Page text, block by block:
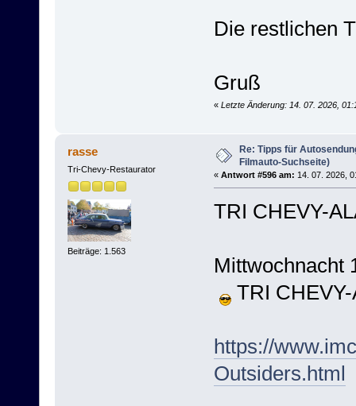
Die restlichen
Gruß
« Letzte Änderung: 14. 07. 2026,
rasse
Tri-Chevy-Restaurator
Beiträge: 1.563
Re: Tipps für
Filmauto-Suchseite)
« Antwort #596 am: 14. 07. 2026,
TRI CHEVY-
Mittwochnacht
TRI CHEVY-
https://
Outsiders.html